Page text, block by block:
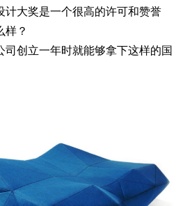
计大奖是一个很高的许可和赞誉
样？
司创立一年时就能够拿下这样的国